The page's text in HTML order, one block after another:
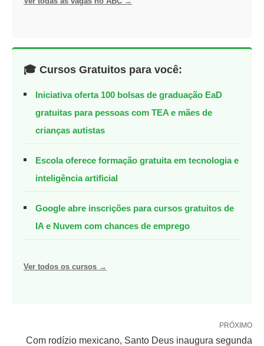
🎓 Cursos Gratuitos para você:
Iniciativa oferta 100 bolsas de graduação EaD
gratuitas para pessoas com TEA e mães de
crianças autistas
Escola oferece formação gratuita em tecnologia e
inteligência artificial
Google abre inscrições para cursos gratuitos de
IA e Nuvem com chances de emprego
Ver todos os cursos →
PRÓXIMO
Com rodízio mexicano, Santo Deus inaugura segunda